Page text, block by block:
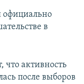
официально
в
что активность
после выборов